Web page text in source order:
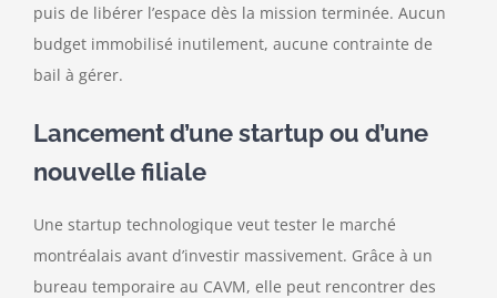
puis de libérer l’espace dès la mission terminée. Aucun
budget immobilisé inutilement, aucune contrainte de
bail à gérer.
Lancement d’une startup ou d’une
nouvelle filiale
Une startup technologique veut tester le marché
montréalais avant d’investir massivement. Grâce à un
bureau temporaire au CAVM, elle peut rencontrer des